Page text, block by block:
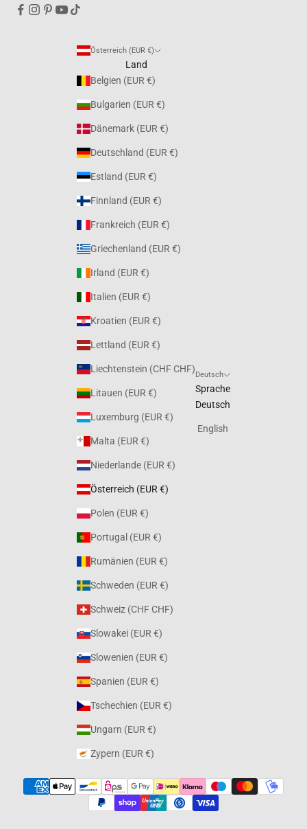
Österreich (EUR €)
Land
Belgien (EUR €)
Bulgarien (EUR €)
Dänemark (EUR €)
Deutschland (EUR €)
Estland (EUR €)
Finnland (EUR €)
Frankreich (EUR €)
Griechenland (EUR €)
Irland (EUR €)
Italien (EUR €)
Kroatien (EUR €)
Lettland (EUR €)
Liechtenstein (CHF CHF)
Litauen (EUR €)
Luxemburg (EUR €)
Malta (EUR €)
Niederlande (EUR €)
Österreich (EUR €)
Polen (EUR €)
Portugal (EUR €)
Rumänien (EUR €)
Schweden (EUR €)
Schweiz (CHF CHF)
Slowakei (EUR €)
Slowenien (EUR €)
Spanien (EUR €)
Tschechien (EUR €)
Ungarn (EUR €)
Zypern (EUR €)
Deutsch
Sprache
Deutsch
English